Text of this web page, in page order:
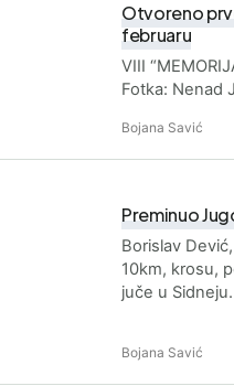
Otvoreno
februaru
VIII
Fotka: Nenad
Bojana Savić
Preminuo
Borislav
10km, krosu,
juče u
Bojana Savić